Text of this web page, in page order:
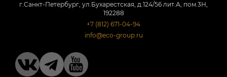
г.Санкт-Петербург, ул.Бухарестская, д.124/56 лит.А, пом.3Н,
192288
+7 (812) 671-04-94
info@eco-group.ru